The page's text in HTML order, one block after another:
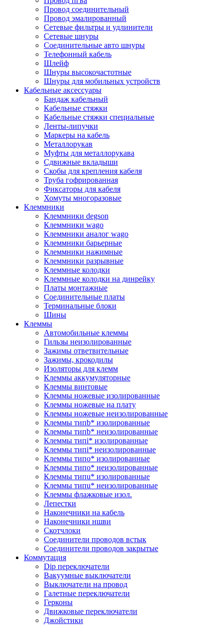
Провод соединительный
Провод эмалированный
Сетевые фильтры и удлинители
Сетевые шнуры
Соединительные авто шнуры
Телефонный кабель
Шлейф
Шнуры высокочастотные
Шнуры для мобильных устройств
Кабельные аксессуары
Бандаж кабельный
Кабельные стяжки
Кабельные стяжки специальные
Ленты-липучки
Маркеры на кабель
Металлорукав
Муфты для металлорукава
Сдвижные вкладыши
Скобы для крепления кабеля
Труба гофрированная
Фиксаторы для кабеля
Хомуты многоразовые
Клеммники
Клеммники degson
Клеммники wago
Клеммники аналог wago
Клеммники барьерные
Клеммники нажимные
Клеммники разрывные
Клеммные колодки
Клеммные колодки на динрейку
Платы монтажные
Соединительные платы
Терминальные блоки
Шины
Клеммы
Автомобильные клеммы
Гильзы неизолированные
Зажимы ответвительные
Зажимы, крокодилы
Изоляторы для клемм
Клеммы аккумуляторные
Клеммы винтовые
Клеммы ножевые изолированные
Клеммы ножевые на плату
Клеммы ножевые неизолированные
Клеммы типb* изолированные
Клеммы типb* неизолированные
Клеммы типi* изолированные
Клеммы типi* неизолированные
Клеммы типo* изолированные
Клеммы типo* неизолированные
Клеммы типu* изолированные
Клеммы типu* неизолированные
Клеммы флажковые изол.
Лепестки
Наконечники на кабель
Наконечники ншви
Скотчлоки
Соединители проводов встык
Соединители проводов закрытые
Коммутация
Dip переключатели
Вакуумные выключатели
Выключатели на провод
Галетные переключатели
Герконы
Движковые переключатели
Джойстики